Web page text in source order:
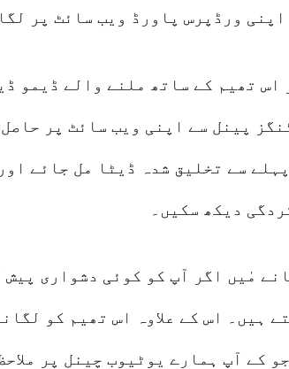
ورڈپرس پاورڈ ویب سائٹ پر
اس تھیم کے ساتھ ملنے والے ڈیمو
پینل سے اپنی ویب سائٹ پر
سے تخلیق شدہ ڈیٹا مل جائے
دیکھ سکیں۔
مٰیں اگر آپ کو کوئی دشواری
ہیں۔ اس کے علاوہ اس تھیم کو
کے آپ ہمارے یوٹیوب چینل پر